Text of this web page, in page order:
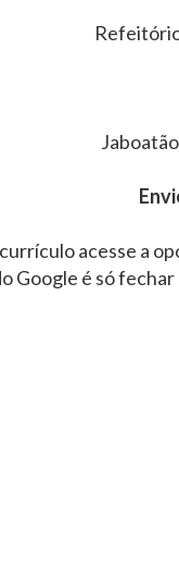
acesse a
Google é só